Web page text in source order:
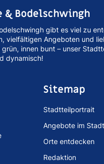
Bodelschwingh
gibt es viel zu
vielfältigen Angeboten und
grün, innen bunt – unser
dynamisch!
Sitemap
Stadtteilportrait
Angebote im
Orte entdecken
Redaktion